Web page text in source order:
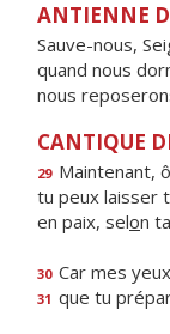
ANTIENNE
Sauve-nous,
quand nous
nous
CANTIQUE
29 Maintenant,
tu peux laisser
en paix, selon
30 Car mes
31 que tu